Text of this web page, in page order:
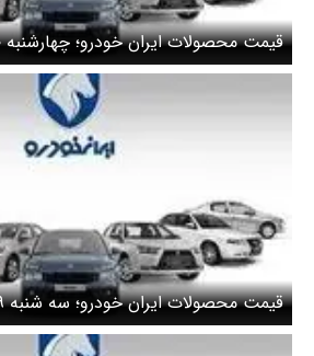
قیمت محصولات ایران خودرو؛ چهارشنبه ۱۰ اردیبهشت
قیمت محصولات ایران خودرو؛ سه شنبه ۹ اردیبهشت